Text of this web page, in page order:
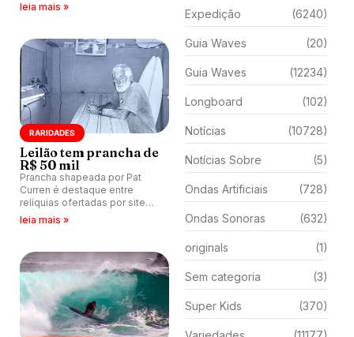
leia mais »
RARIDADES
Leilão tem prancha de
R$ 50 mil
Prancha shapeada por Pat
Curren é destaque entre
relíquias ofertadas por site
especializado. Estimativa é
200 mil reais.
leia mais »
Expedição (6240)
Guia Waves (20)
Guia Waves (12234)
Longboard (102)
Notícias (10728)
Notícias Sobre (5)
Ondas Artificiais (728)
Ondas Sonoras (632)
originals (1)
Sem categoria (3)
Super Kids (370)